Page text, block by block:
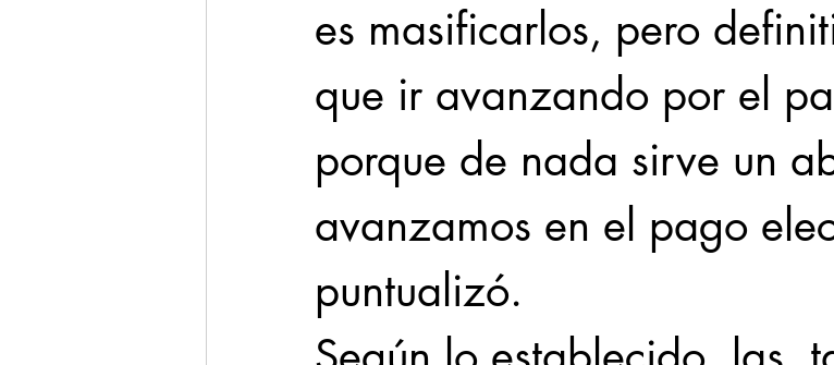
es masificarlos, pero
que ir avanzando por el
porque de nada sirve un
avanzamos en el pago
puntualizó.